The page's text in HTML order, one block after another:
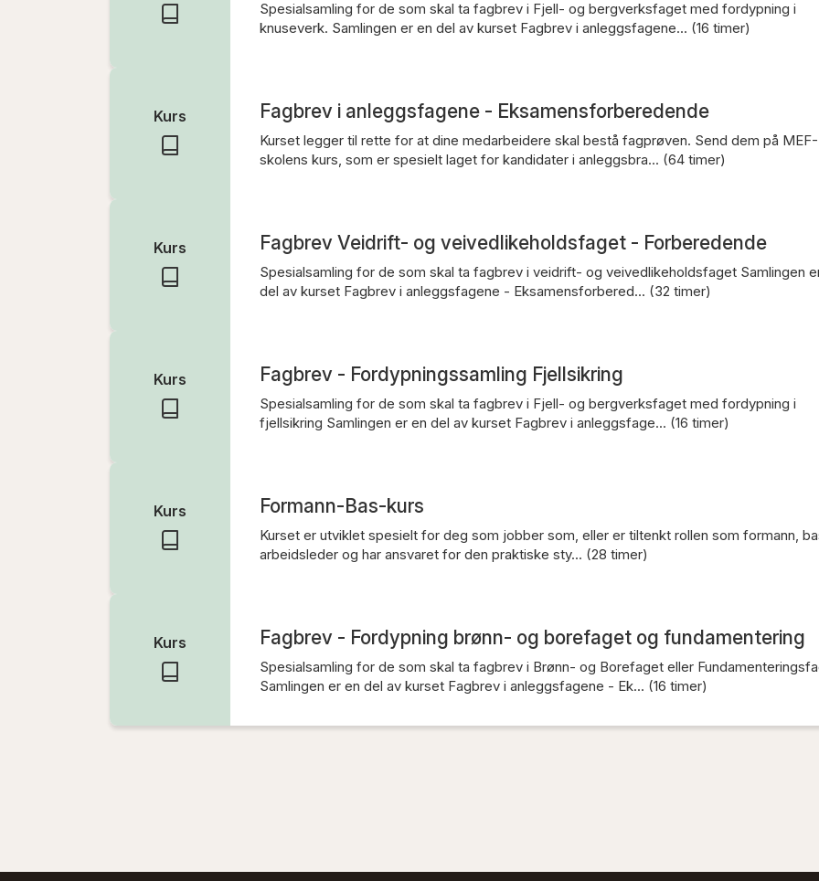
Spesialsamling for de som skal ta fagbrev i Fjell- og bergverksfaget med fordypning i
knuseverk. Samlingen er en del av kurset Fagbrev i anleggsfagene... (16 timer)
Kurs Fagbrev i anleggsfagene - Eksamensforberedende
Kurset legger til rette for at dine medarbeidere skal bestå fagprøven. Send dem på MEF-
skolens kurs, som er spesielt laget for kandidater i anleggsbra... (64 timer)
Kurs Fagbrev Veidrift- og veivedlikeholdsfaget - Forberedende
Spesialsamling for de som skal ta fagbrev i veidrift- og veivedlikeholdsfaget Samlingen
del av kurset Fagbrev i anleggsfagene - Eksamensforbered... (32 timer)
Kurs Fagbrev - Fordypningssamling Fjellsikring
Spesialsamling for de som skal ta fagbrev i Fjell- og bergverksfaget med fordypning i
fjellsikring Samlingen er en del av kurset Fagbrev i anleggsfage... (16 timer)
Kurs Formann-Bas-kurs
Kurset er utviklet spesielt for deg som jobber som, eller er tiltenkt rollen som formann,
arbeidsleder og har ansvaret for den praktiske sty... (28 timer)
Kurs Fagbrev - Fordypning brønn- og borefaget og fundamentering
Spesialsamling for de som skal ta fagbrev i Brønn- og Borefaget eller
Samlingen er en del av kurset Fagbrev i anleggsfagene - Ek... (16 timer)